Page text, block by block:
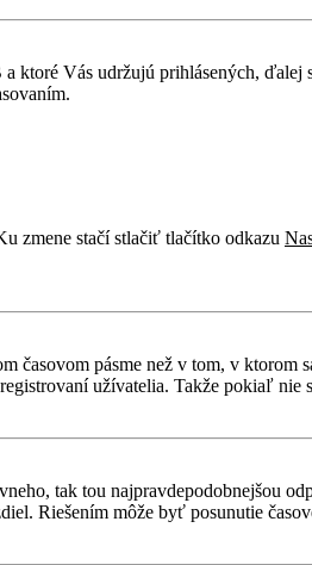
ktoré Vás udržujú prihlásených,
zmene stačí stlačiť tlačítko odkazu
pásme než v tom, v ktorom
užívatelia. Takže pokiaľ
tak tou najpravdepodobnejšou
Riešením môže byť posunutie